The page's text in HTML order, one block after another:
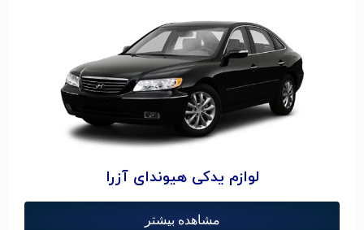
لوازم یدکی هیوندای آزرا
مشاهده بیشتر